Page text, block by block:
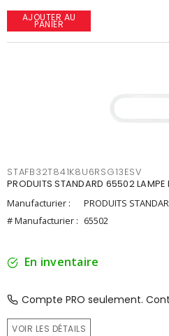
AJOUTER AU
PANIER
STAFB32T841K8U6RSG13ESV
PRODUITS STANDARD 65502 LAMPE
Manufacturier :
PRODUITS
# Manufacturier : 65502
En inventaire
Compte PRO seulement.
VOIR LES DÉTAILS